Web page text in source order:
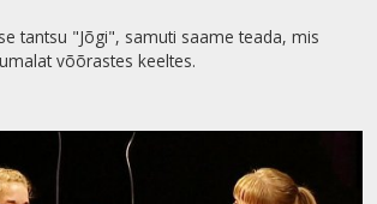
tantsu "Jõgi", samuti saame teada, mis
võõrastes keeltes.